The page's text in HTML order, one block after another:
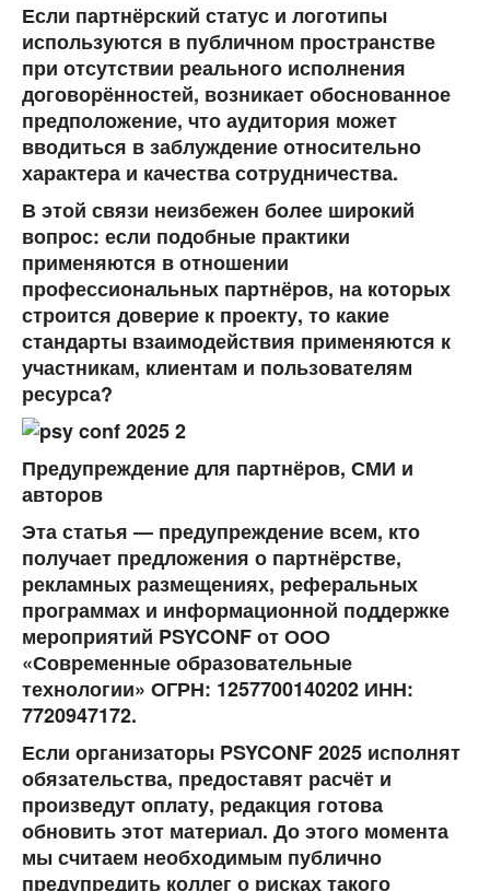
Если партнёрский статус и логотипы
используются в публичном пространстве
при отсутствии реального исполнения
договорённостей, возникает обоснованное
предположение, что аудитория может
вводиться в заблуждение относительно
характера и качества сотрудничества.
В этой связи неизбежен более широкий
вопрос: если подобные практики
применяются в отношении
профессиональных партнёров, на которых
строится доверие к проекту, то какие
стандарты взаимодействия применяются к
участникам, клиентам и пользователям
ресурса?
Предупреждение для партнёров, СМИ и
авторов
Эта статья — предупреждение всем, кто
получает предложения о партнёрстве,
рекламных размещениях, реферальных
программах и информационной поддержке
мероприятий PSYCONF от ООО
«Современные образовательные
технологии» ОГРН: 1257700140202 ИНН:
7720947172.
Если организаторы PSYCONF 2025 исполнят
обязательства, предоставят расчёт и
произведут оплату, редакция готова
обновить этот материал. До этого момента
мы считаем необходимым публично
предупредить коллег о рисках такого